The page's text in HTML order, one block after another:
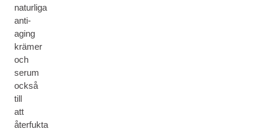
naturliga
anti-
aging
krämer
och
serum
också
till
att
återfukta